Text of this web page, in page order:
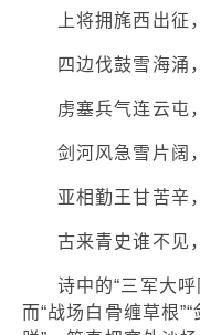
上将拥旄西出征
四边伐鼓雪海涌
虏塞兵气连云屯
剑河风急雪片阔
亚相勤王甘苦辛
古来青史谁不见
诗中的“三军大
而“战场白骨缠草根